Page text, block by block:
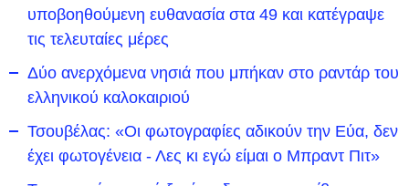
υποβοηθούμενη ευθανασία στα 49 και κατέγραψε
τις τελευταίες μέρες
Δύο ανερχόμενα νησιά που μπήκαν στο ραντάρ του
ελληνικού καλοκαιριού
Τσουβέλας: «Οι φωτογραφίες αδικούν την Εύα, δεν
έχει φωτογένεια - Λες κι εγώ είμαι ο Μπραντ Πιτ»